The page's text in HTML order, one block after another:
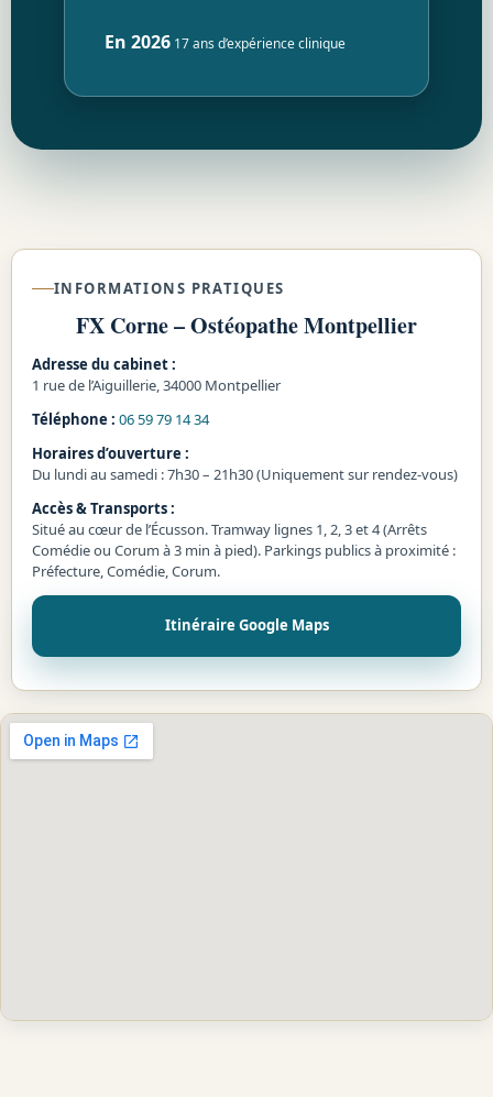
En 2026 17 ans d’expérience clinique
INFORMATIONS PRATIQUES
FX Corne – Ostéopathe Montpellier
Adresse du cabinet :
1 rue de l’Aiguillerie, 34000 Montpellier
Téléphone : 06 59 79 14 34
Horaires d’ouverture :
Du lundi au samedi : 7h30 – 21h30 (Uniquement sur rendez-vous)
Accès & Transports :
Situé au cœur de l’Écusson. Tramway lignes 1, 2, 3 et 4 (Arrêts
Comédie ou Corum à 3 min à pied). Parkings publics à proximité :
Préfecture, Comédie, Corum.
Itinéraire Google Maps